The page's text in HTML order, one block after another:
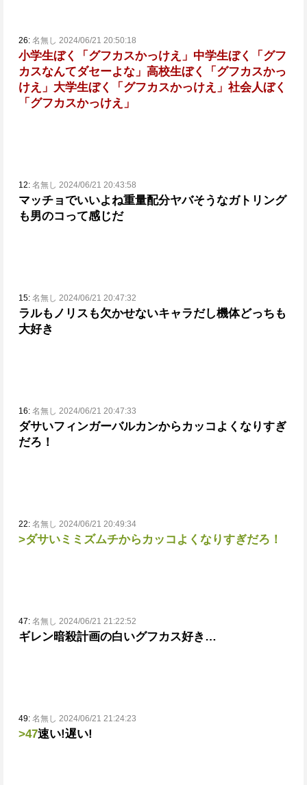
26: 名無し 2024/06/21 20:50:18
小学生ぼく「グフカスかっけえ」 中学生ぼく「グフ
カスなんてダセーよな」 高校生ぼく「グフカスかっ
けえ」 大学生ぼく「グフカスかっけえ」 社会人ぼく
「グフカスかっけえ」
12: 名無し 2024/06/21 20:43:58
マッチョでいいよね重量配分ヤバそうなガトリング
も男のコって感じだ
15: 名無し 2024/06/21 20:47:32
ラルもノリスも欠かせないキャラだし機体どっちも
大好き
16: 名無し 2024/06/21 20:47:33
ダサいフィンガーバルカンからカッコよくなりすぎ
だろ！
22: 名無し 2024/06/21 20:49:34
>ダサいミミズムチからカッコよくなりすぎだろ！
47: 名無し 2024/06/21 21:22:52
ギレン暗殺計画の白いグフカス好き…
49: 名無し 2024/06/21 21:24:23
>47速い!遅い!